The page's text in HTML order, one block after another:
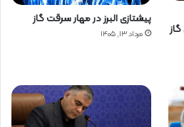
گاز
پیشتازی البرز در مهار سرقت گاز
مرداد ۱۳, ۱۴۰۵